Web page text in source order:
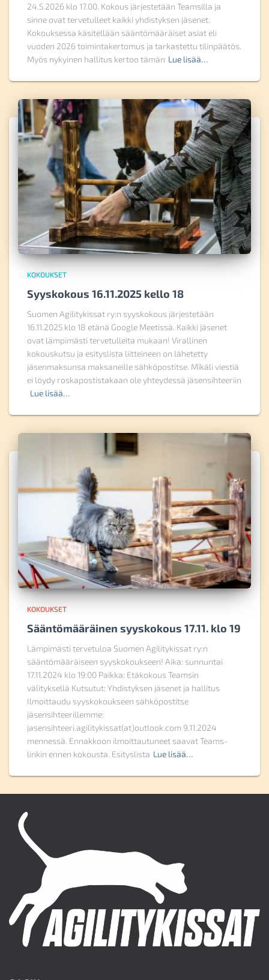
24.5.2026 klo 17.00. Kokous järjestetään Teamsilla ja
sinne ovat tervetulleet kaikki yhdistyksen jäsenet.
Kokouksessa käsitellään sääntömääräiset asiat eli
vuoden 2026 toimintakertomus ja tarkastettu tilinpäätös.
Myös nykyinen hallitus kertoo tämän Lue lisää…
KOKOUKSET
Syyskokous 16.11.2025 kello 18
Suomen Agilitykissat ry:n syyskokous järjestetään
16.11.2025 klo 18 etänä Google Meetissä. Kaikki jäsenet
ovat lämpimästi tervetulleita mukaan! Virallinen
kokouskutsu ja esityslista liitteineen on lähetetty
jäsenmaksunsa maksaneille sähköpostitse. Mikäli viestiä
ei löydy roskapostistakaan ole yhteydessä jäsensihteeriin
Lue lisää…
KOKOUKSET
Sääntömääräinen syyskokous 17.11. klo 19
Lämpimästi tervetuloa Suomen Agilitykissat ry:n
sääntömääräiseen syyskokoukseen! Aika: sunnuntai
17.11.2024 klo 19:00 Paikka: Etäkokous Teamsin
välityksellä Kutsutut: Yhdistyksen jäsenet ja hallitus
Ilmoittaudu syyskokoukseen sähköpostitse
jäsensihteerillemme:
jasensihteeri.agilitykissat(at)outlook.com 9.11.2024
mennessä. Ennakkoon ilmoittautuneet saavat Teams-
linkin ennen kokousta. Esityslista Lue lisää…